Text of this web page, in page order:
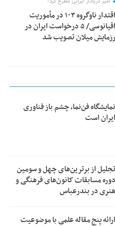
اقتدار ناوگروه ۱۰۳ در مأموریت‌
اقیانوسی/ ۵ درخواست ایران در
رزمایش میلان تصویب شد
نمایشگاه فن‌نما، چشم باز فناوری
ایران است
تجلیل از بر‌ترین‌های چهل و سومین
دوره مسابقات کانون‌های فرهنگی و
هنری در بندرعباس
ارائه پنج مقاله علمی با موضوعیت